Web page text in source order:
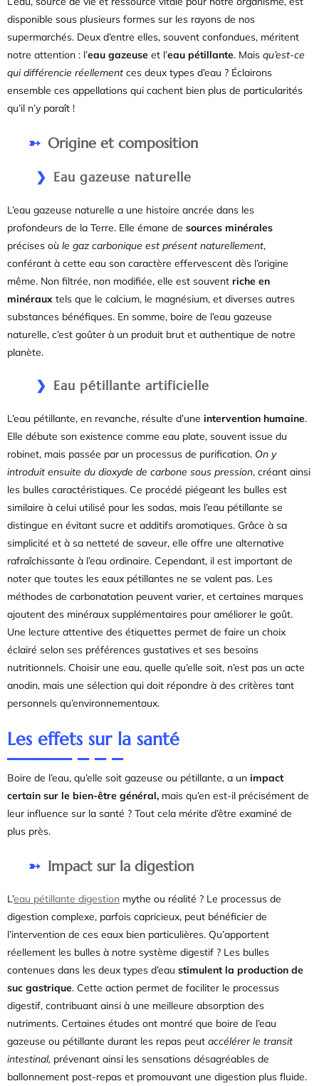
disponible sous plusieurs formes sur les rayons de nos
supermarchés. Deux d’entre elles, souvent confondues, méritent
notre attention : l’eau gazeuse et l’eau pétillante. Mais qu’est-ce
qui différencie réellement ces deux types d’eau ? Éclairons
ensemble ces appellations qui cachent bien plus de particularités
qu’il n’y paraît !
Origine et composition
Eau gazeuse naturelle
L’eau gazeuse naturelle a une histoire ancrée dans les
profondeurs de la Terre. Elle émane de sources minérales
précises où le gaz carbonique est présent naturellement,
conférant à cette eau son caractère effervescent dès l’origine
même. Non filtrée, non modifiée, elle est souvent riche en
minéraux tels que le calcium, le magnésium, et diverses autres
substances bénéfiques. En somme, boire de l’eau gazeuse
naturelle, c’est goûter à un produit brut et authentique de notre
planète.
Eau pétillante artificielle
L’eau pétillante, en revanche, résulte d’une intervention humaine.
Elle débute son existence comme eau plate, souvent issue du
robinet, mais passée par un processus de purification. On y
introduit ensuite du dioxyde de carbone sous pression, créant ainsi
les bulles caractéristiques. Ce procédé piégeant les bulles est
similaire à celui utilisé pour les sodas, mais l’eau pétillante se
distingue en évitant sucre et additifs aromatiques. Grâce à sa
simplicité et à sa netteté de saveur, elle offre une alternative
rafraîchissante à l’eau ordinaire. Cependant, il est important de
noter que toutes les eaux pétillantes ne se valent pas. Les
méthodes de carbonatation peuvent varier, et certaines marques
ajoutent des minéraux supplémentaires pour améliorer le goût.
Une lecture attentive des étiquettes permet de faire un choix
éclairé selon ses préférences gustatives et ses besoins
nutritionnels. Choisir une eau, quelle qu’elle soit, n’est pas un acte
anodin, mais une sélection qui doit répondre à des critères tant
personnels qu’environnementaux.
Les effets sur la santé
Boire de l’eau, qu’elle soit gazeuse ou pétillante, a un impact
certain sur le bien-être général, mais qu’en est-il précisément de
leur influence sur la santé ? Tout cela mérite d’être examiné de
plus près.
Impact sur la digestion
L’eau pétillante digestion mythe ou réalité ? Le processus de
digestion complexe, parfois capricieux, peut bénéficier de
l’intervention de ces eaux bien particulières. Qu’apportent
réellement les bulles à notre système digestif ? Les bulles
contenues dans les deux types d’eau stimulent la production de
suc gastrique. Cette action permet de faciliter le processus
digestif, contribuant ainsi à une meilleure absorption des
nutriments. Certaines études ont montré que boire de l’eau
gazeuse ou pétillante durant les repas peut accélérer le transit
intestinal, prévenant ainsi les sensations désagréables de
ballonnement post-repas et promouvant une digestion plus fluide.